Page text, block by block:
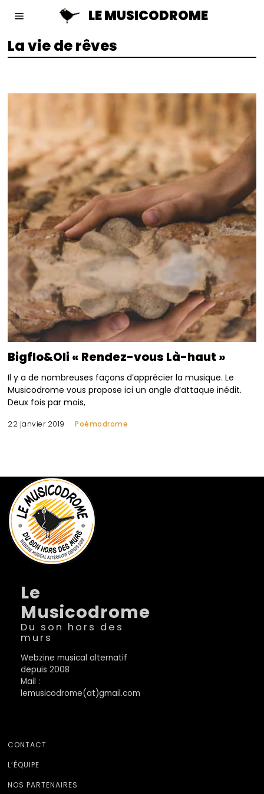
LE MUSICODROME
La vie de rêves
Bigflo&Oli « Rendez-vous Là-haut »
Il y a de nombreuses façons d’apprécier la musique. Le
Musicodrome vous propose ici un angle d’attaque inédit.
Deux fois par mois,
22 janvier 2019 Poèmodrome
Le
Musicodrome
Du son hors des
murs
Webzine musical alternatif
depuis 2008
Mail :
lemusicodrome(at)gmail.com
CONTACT
L’ÉQUIPE
NOS PARTENAIRES